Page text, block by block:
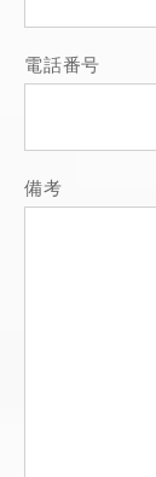
電話番号
備考